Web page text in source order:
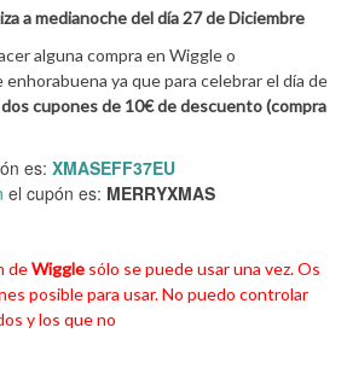
a medianoche del día 27 de Diciembre
alguna compra en Wiggle o
ya que para celebrar el día de
dos cupones de 10€ de descuento (compra
es: XMASEFF37EU
el cupón es: MERRYXMAS
deWiggle sólo se puede usar una vez. Os
posible para usar. No puedo controlar
y los que no